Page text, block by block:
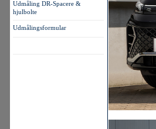
Udmåling DR-Spacere &
hjulbolte
Udmålingsformular